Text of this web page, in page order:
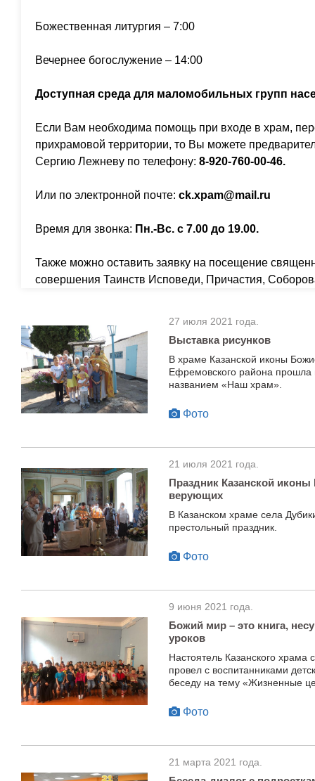
Божественная литургия – 7:00
Вечернее богослужение – 14:00
Доступная среда для маломобильных групп
Если Вам необходима помощь при входе в храм,
прихрамовой территории, то Вы можете
Сергию Лежневу по телефону: 8-920-760-00-46.
Или по электронной почте: ck.xpam@mail.ru
Время для звонка: Пн.-Вс. с 7.00 до 19.00.
Также можно оставить заявку на посещение
совершения Таинств Исповеди, Причастия,
27 июля 2021 года.
Выставка рисунков
В храме Казанской иконы
Ефремовского района прошла
названием «Наш храм».
Фото
21 июля 2021 года.
Праздник Казанской
верующих
В Казанском храме села
престольный праздник.
Фото
9 июня 2021 года.
Божий мир – это книга,
уроков
Настоятель Казанского
провел с воспитанниками
беседу на тему «Жизненные
Фото
21 марта 2021 года.